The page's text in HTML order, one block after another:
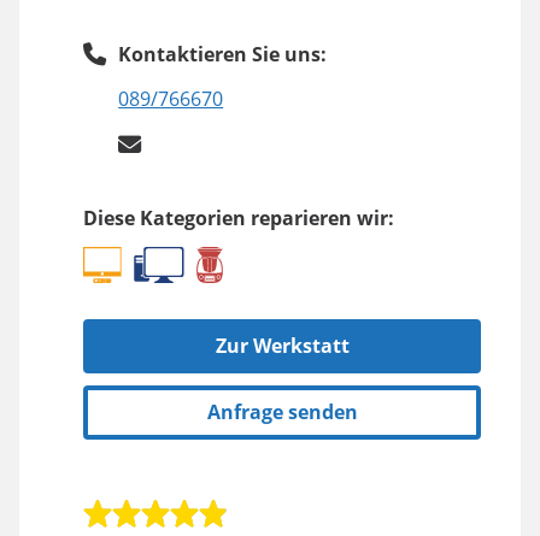
Kontaktieren Sie uns:
089/766670
Diese Kategorien reparieren wir:
Zur Werkstatt
Anfrage senden